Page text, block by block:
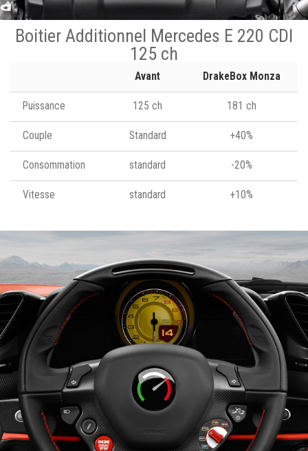
Boitier Additionnel Mercedes E 220 CDI
125 ch
Avant DrakeBox Monza
Puissance 125 ch 181 ch
Couple Standard +40%
Consommation standard -20%
Vitesse standard +10%